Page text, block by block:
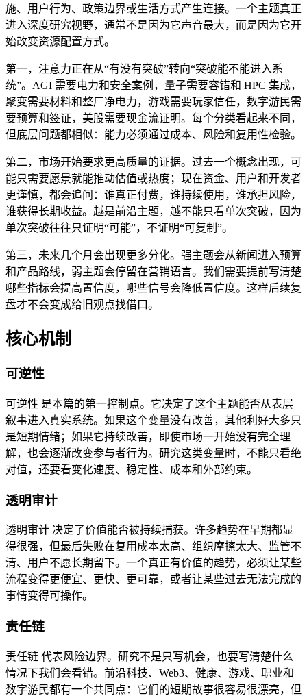
施、用户行为、政策边界或生活方式产生连接。一个主题真正
进入深度研究视野，通常不是因为它声音最大，而是因为它开
始改变资源配置方式。
第一，注意力正在从“有没有突破”转向“突破能不能进入系
统”。AGI 需要电力和安全案例，量子需要容错和 HPC 集成，
聚变需要材料和整厂净电力，游戏需要玩家信任，数字游民需
要预算和签证，美股需要现金流证明。每个分类看起来不同，
但底层问题都相似：能力必须通过成本、风险和复用性检验。
第二，市场开始要求更高质量的证据。过去一个概念出现，可
能只需要愿景就能推动估值或热度；现在资金、用户和开发者
更谨慎，都会追问：谁真正付费，谁持续使用，谁承担风险，
谁获得长期收益。越是前沿主题，越不能只看单次突破，因为
单次突破往往只证明“可能”，不证明“可复制”。
第三，未来几个月会出现更多分化。强主题会从新闻进入预算
和产品路线，弱主题会停留在营销语言。我们需要提前写清楚
哪些指标会提高置信度，哪些信号会降低置信度。这样后续复
盘才不会变成给旧观点找借口。
核心机制
可逆性
可逆性 是本篇的第一控制点。它决定了这个主题能否从表层
叙事进入真实系统。如果这个变量没有改善，其他利好大多只
是短期情绪；如果它持续改善，即使市场一开始没有完全理
解，也会逐渐改变参与者行为。研究这类变量时，不能只看绝
对值，还要看变化速度、稳定性、成本和外部约束。
透明审计
透明审计 决定了价值能否被持续捕获。许多趋势在早期都显
得很强，但最后失败在复用成本太高、组织摩擦太大、监管不
清、用户不愿长期留下。一个真正有价值的趋势，必须让某些
流程变得更便宜、更快、更可靠，或者让某些过去无法完成的
事情变得可操作。
责任链
责任链 代表风险边界。研究不是只写机会，也要写清楚什么
情况下我们会看错。前沿科技、Web3、健康、游戏、职业和
数字游民都有一个共同点：它们的短期故事很容易很漂亮，但